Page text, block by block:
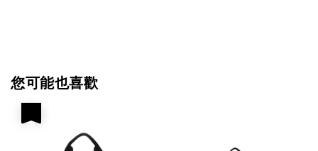
您可能也喜歡